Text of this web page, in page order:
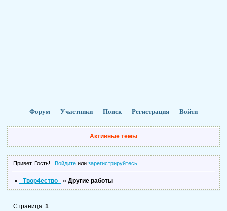
Форум Участники Поиск Регистрация Войти
Активные темы
Привет, Гость! Войдитеили зарегистрируйтесь.
» _Твор4ество_ » Другие работы
Страница: 1